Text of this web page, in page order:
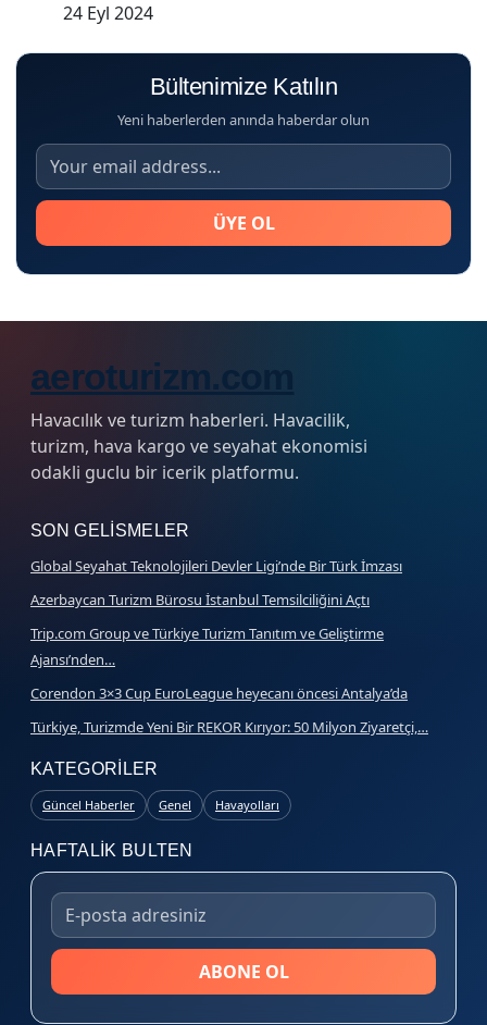
24 Eyl 2024
Bültenimize Katılın
Yeni haberlerden anında haberdar olun
ÜYE OL
aeroturizm.com
Havacılık ve turizm haberleri. Havacilik,
turizm, hava kargo ve seyahat ekonomisi
odakli guclu bir icerik platformu.
SON GELISMELER
Global Seyahat Teknolojileri Devler Ligi’nde Bir Türk İmzası
Azerbaycan Turizm Bürosu İstanbul Temsilciliğini Açtı
Trip.com Group ve Türkiye Turizm Tanıtım ve Geliştirme
Ajansı’nden…
Corendon 3×3 Cup EuroLeague heyecanı öncesi Antalya’da
Türkiye, Turizmde Yeni Bir REKOR Kırıyor: 50 Milyon Ziyaretçi,…
KATEGORILER
Güncel Haberler Genel Havayolları
HAFTALIK BULTEN
ABONE OL